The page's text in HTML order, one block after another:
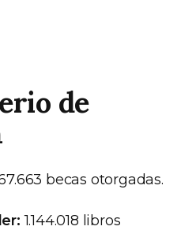
de
becas otorgadas.
1.144.018 libros